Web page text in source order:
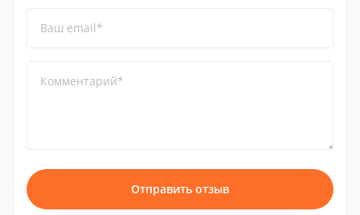
Ваш email*
Комментарий*
Отправить отзыв